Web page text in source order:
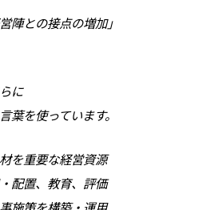
陣との接点の増加」
に
葉を使っています。
を重要な経営資源
配置、教育、評価